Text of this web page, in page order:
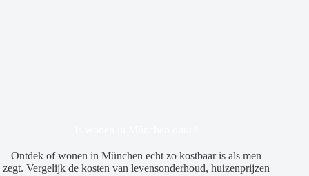
Ontdek of wonen in München echt zo kostbaar is als men
zegt. Vergelijk de kosten van levensonderhoud, huizenprijzen